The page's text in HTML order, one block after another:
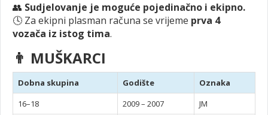
👥 Sudjelovanje je moguće pojedinačno i ekipno.
🕓 Za ekipni plasman računa se vrijeme prva 4
vozača iz istog tima.
👨 MUŠKARCI
Dobna skupina Godište
Oznaka
16–18
2009 – 2007
JM